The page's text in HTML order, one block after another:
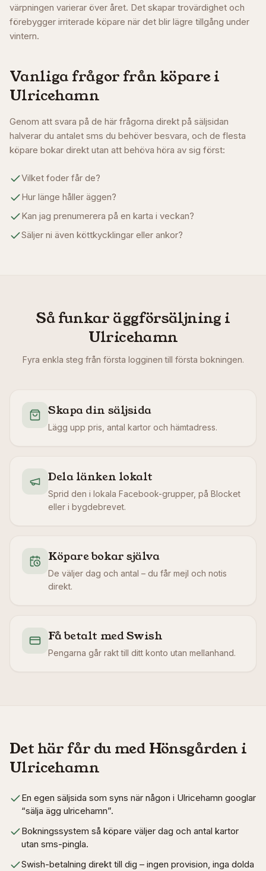
värpningen varierar över året. Det skapar trovärdighet och
förebygger irriterade köpare när det blir lägre tillgång under
vintern.
Vanliga frågor från köpare i
Ulricehamn
Genom att svara på de här frågorna direkt på säljsidan
halverar du antalet sms du behöver besvara, och de flesta
köpare bokar direkt utan att behöva höra av sig först:
Vilket foder får de?
Hur länge håller äggen?
Kan jag prenumerera på en karta i veckan?
Säljer ni även köttkycklingar eller ankor?
Så funkar äggförsäljning i
Ulricehamn
Fyra enkla steg från första logginen till första bokningen.
Skapa din säljsida
Lägg upp pris, antal kartor och hämtadress.
Dela länken lokalt
Sprid den i lokala Facebook-grupper, på Blocket
eller i bygdebrevet.
Köpare bokar själva
De väljer dag och antal – du får mejl och notis
direkt.
Få betalt med Swish
Pengarna går rakt till ditt konto utan mellanhand.
Det här får du med Hönsgården i
Ulricehamn
En egen säljsida som syns när någon i Ulricehamn googlar
“sälja ägg ulricehamn”.
Bokningssystem så köpare väljer dag och antal kartor
utan sms-pingla.
Swish-betalning direkt till dig – ingen provision, inga dolda